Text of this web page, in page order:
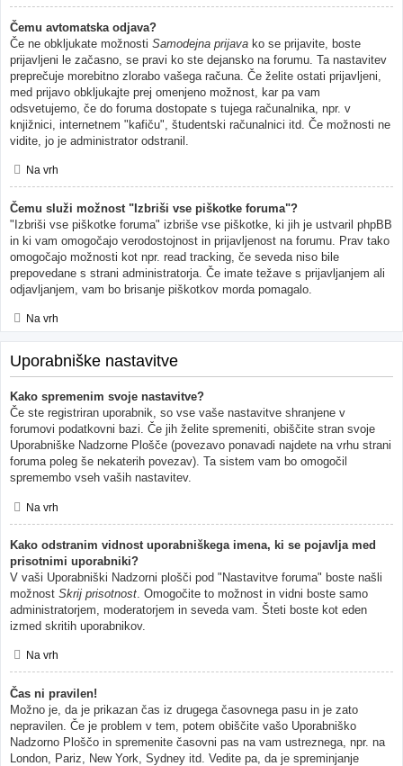
Čemu avtomatska odjava?
Če ne obkljukate možnosti Samodejna prijava ko se prijavite, boste
prijavljeni le začasno, se pravi ko ste dejansko na forumu. Ta nastavitev
preprečuje morebitno zlorabo vašega računa. Če želite ostati prijavljeni,
med prijavo obkljukajte prej omenjeno možnost, kar pa vam
odsvetujemo, če do foruma dostopate s tujega računalnika, npr. v
knjižnici, internetnem "kafiču", študentski računalnici itd. Če možnosti ne
vidite, jo je administrator odstranil.
Na vrh
Čemu služi možnost "Izbriši vse piškotke foruma"?
"Izbriši vse piškotke foruma" izbriše vse piškotke, ki jih je ustvaril phpBB
in ki vam omogočajo verodostojnost in prijavljenost na forumu. Prav tako
omogočajo možnosti kot npr. read tracking, če seveda niso bile
prepovedane s strani administratorja. Če imate težave s prijavljanjem ali
odjavljanjem, vam bo brisanje piškotkov morda pomagalo.
Na vrh
Uporabniške nastavitve
Kako spremenim svoje nastavitve?
Če ste registriran uporabnik, so vse vaše nastavitve shranjene v
forumovi podatkovni bazi. Če jih želite spremeniti, obiščite stran svoje
Uporabniške Nadzorne Plošče (povezavo ponavadi najdete na vrhu strani
foruma poleg še nekaterih povezav). Ta sistem vam bo omogočil
spremembo vseh vaših nastavitev.
Na vrh
Kako odstranim vidnost uporabniškega imena, ki se pojavlja med
prisotnimi uporabniki?
V vaši Uporabniški Nadzorni plošči pod "Nastavitve foruma" boste našli
možnost Skrij prisotnost . Omogočite to možnost in vidni boste samo
administratorjem, moderatorjem in seveda vam. Šteti boste kot eden
izmed skritih uporabnikov.
Na vrh
Čas ni pravilen!
Možno je, da je prikazan čas iz drugega časovnega pasu in je zato
nepravilen. Če je problem v tem, potem obiščite vašo Uporabniško
Nadzorno Ploščo in spremenite časovni pas na vam ustreznega, npr. na
London, Pariz, New York, Sydney itd. Vedite pa, da je spreminjanje